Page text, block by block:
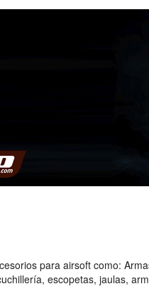
para airsoft como:
escopetas, jaulas,